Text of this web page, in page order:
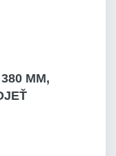
MM,